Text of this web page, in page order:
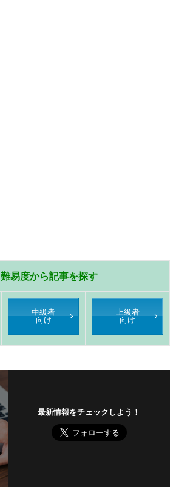
難易度から記事を探す
中級者
向け
上級者
向け
最新情報をチェックしよう！